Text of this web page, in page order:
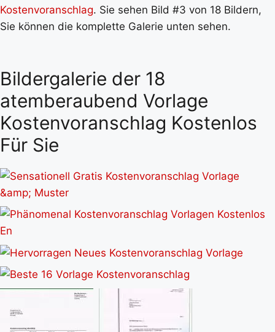
Kostenvoranschlag. Sie sehen Bild #3 von 18 Bildern,
Sie können die komplette Galerie unten sehen.
Bildergalerie der 18
atemberaubend Vorlage
Kostenvoranschlag Kostenlos
Für Sie